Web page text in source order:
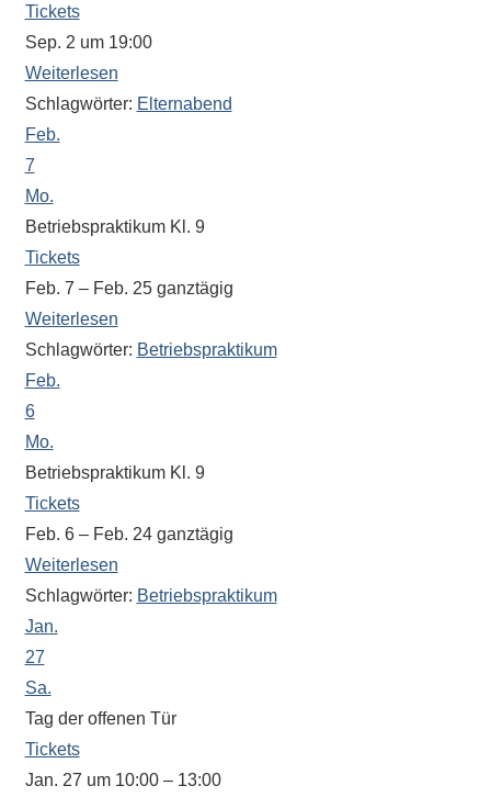
oder
Reise
–
unsere
Schülerinnen
und
Schüler
sind
dabei!
Sollten
Sie
einmal
nicht
finden,
stehen
am
Ende
jeder
Seite
verschiedene
Möglichkeiten
der
Suche
zur
Tickets
Sep. 2 um 19:00
Weiterlesen
Schlagwörter: Elternabend
Feb.
7
Mo.
Betriebspraktikum Kl. 9
Tickets
Feb. 7 – Feb. 25 ganztägig
Weiterlesen
Schlagwörter: Betriebspraktikum
Feb.
6
Mo.
Betriebspraktikum Kl. 9
Tickets
Feb. 6 – Feb. 24 ganztägig
Weiterlesen
Schlagwörter: Betriebspraktikum
Jan.
27
Sa.
Tag der offenen Tür
Tickets
Jan. 27 um 10:00 – 13:00